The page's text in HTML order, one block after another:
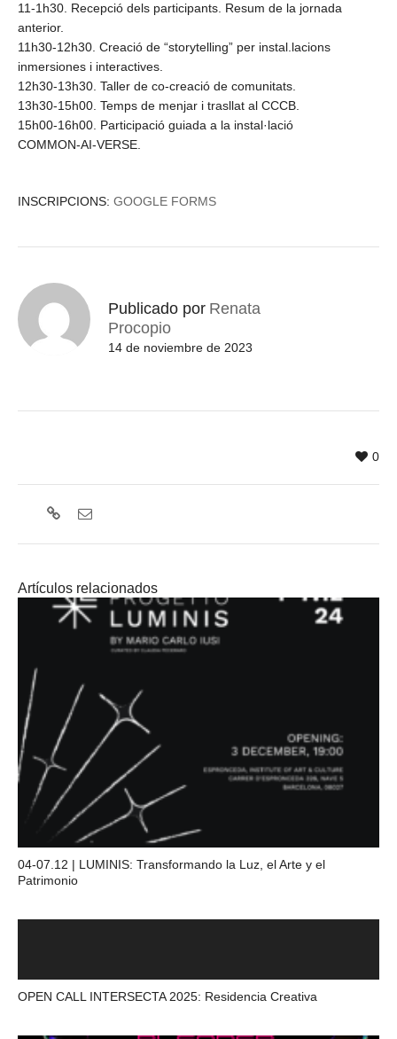
11-1h30. Recepció dels participants. Resum de la jornada
anterior.
11h30-12h30. Creació de “storytelling” per instal.lacions
inmersiones i interactives.
12h30-13h30. Taller de co-creació de comunitats.
13h30-15h00. Temps de menjar i trasllat al CCCB.
15h00-16h00. Participació guiada a la instal·lació
COMMON-AI-VERSE.
INSCRIPCIONS: GOOGLE FORMS
Publicado por Renata
Procopio
14 de noviembre de 2023
0
Artículos relacionados
04-07.12 | LUMINIS: Transformando la Luz, el Arte y el
Patrimonio
OPEN CALL INTERSECTA 2025: Residencia Creativa